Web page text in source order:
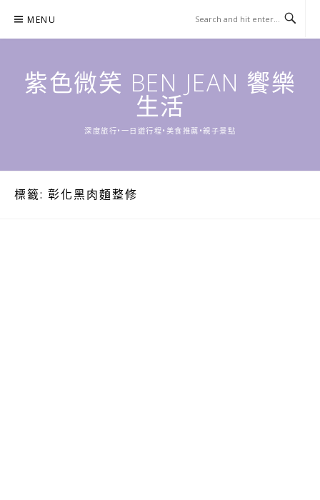
content
MENU
紫色微笑 BEN JEAN 饗樂
生活
深度旅行•一日遊行程•美食推薦•親子景點
標籤: 彰化黑肉麵整修